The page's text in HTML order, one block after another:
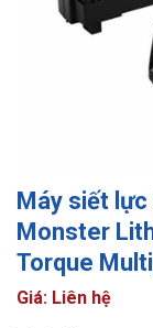
Máy siết lực
Monster
Torque
Giá: Liên hệ